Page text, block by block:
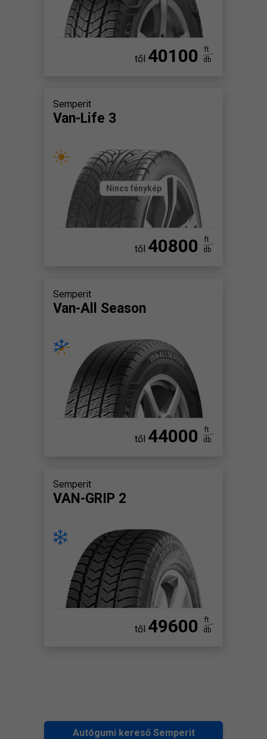
től 40100
ft
db
Semperit
Van-Life 3
Nincs fénykép
től 40800
ft
db
Semperit
Van-All Season
től 44000
ft
db
Semperit
VAN-GRIP 2
től 49600
ft
db
Autógumi kereső Semperit